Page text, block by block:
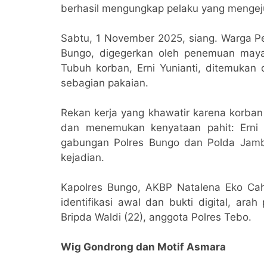
berhasil mengungkap pelaku yang
Sabtu, 1 November 2025, siang. Warga
Bungo, digegerkan oleh penemuan
Tubuh korban, Erni Yunianti,
sebagian pakaian.
Rekan kerja yang khawatir karena
dan menemukan kenyataan pahit:
gabungan Polres Bungo dan Polda
kejadian.
Kapolres Bungo, AKBP Natalena Eko
identifikasi awal dan bukti digital, arah
Bripda Waldi (22), anggota Polres Tebo.
Wig Gondrong dan Motif Asmara